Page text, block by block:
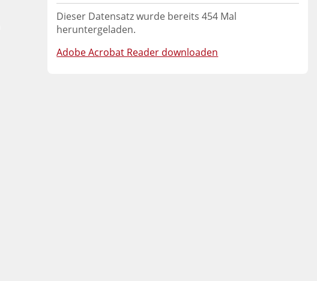
Dieser Datensatz wurde bereits454 Mal
heruntergeladen.
Adobe Acrobat Reader downloaden